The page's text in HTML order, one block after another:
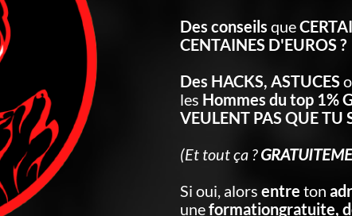
Des conseils que
CENTAINES D'EUROS ?
Des HACKS, ASTUCES
les Hommes du top 1%
VEULENT PAS QUE TU
(Et tout ça ?
Si oui, alors entre ton
uneformationgratuite,